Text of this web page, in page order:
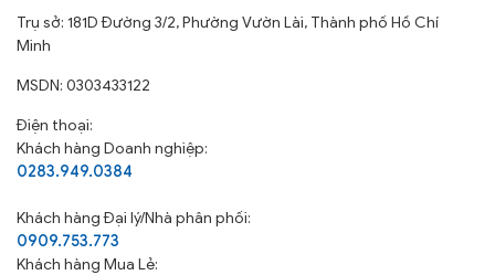
Trụ sở: 181D Đường 3/2, Phường Vườn Lài, Thành phố Hồ Chí
Minh
MSDN: 0303433122
Điện thoại:
Khách hàng Doanh nghiệp:
0283.949.0384
Khách hàngĐại lý/Nhà phân phối:
0909.753.773
Khách hàng Mua Lẻ: